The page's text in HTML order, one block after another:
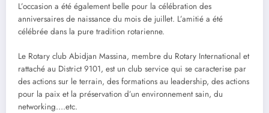
L’occasion a été également belle pour la célébration des
anniversaires de naissance du mois de juillet. L’amitié a été
célébrée dans la pure tradition rotarienne.
Le Rotary club Abidjan Massina, membre du Rotary International et
rattaché au District 9101, est un club service qui se caracterise par
des actions sur le terrain, des formations au leadership, des actions
pour la paix et la préservation d’un environnement sain, du
networking….etc.